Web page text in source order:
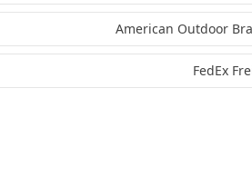
American Outdoor
FedEx